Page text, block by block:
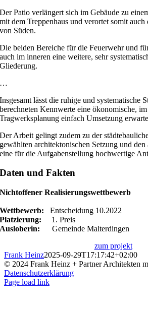
Der Patio verlängert sich im Gebäude zu
mit dem Treppenhaus und verortet somit
von Süden.
Die beiden Bereiche für die Feuerwehr und
auch im inneren eine weitere, sehr
Gliederung.
…
Insgesamt lässt die ruhige und systematische
berechneten Kennwerte eine ökonomische,
Tragwerksplanung einfach Umsetzung
Der Arbeit gelingt zudem zu der
gewählten architektonischen Setzung und den
eine für die Aufgabenstellung hochwertige
Daten und Fakten
Nichtoffener Realisierungswettbewerb
Wettbewerb: Entscheidung 10.2022
Platzierung: 1. Preis
Ausloberin: Gemeinde Malterdingen
zum projekt
Frank Heinz2025-09-29T17:17:42+02:00
© 2024 Frank Heinz + Partner Architekten
Datenschutzerklärung
Instagram
Page load link